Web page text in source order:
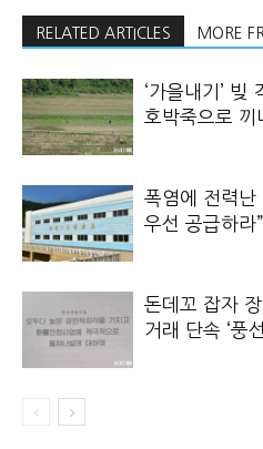
RELATED ARTICLES MORE
‘가을내기’ 빚
호박죽으로 끼
폭염에 전력난
우선 공급하라
돈데꼬 잡자
거래 단속 ‘풍